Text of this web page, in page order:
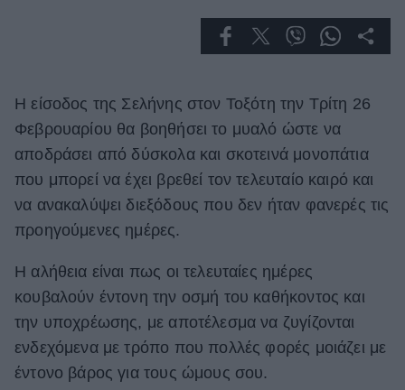
Living
Deco
Cooking
Green
Αφιερώματα
ΒΟΞ
Η είσοδος της Σελήνης στον Τοξότη την Τρίτη 26
Φεβρουαρίου θα βοηθήσει το μυαλό ώστε να
αποδράσει από δύσκολα και σκοτεινά μονοπάτια
που μπορεί να έχει βρεθεί τον τελευταίο καιρό και
να ανακαλύψει διεξόδους που δεν ήταν φανερές τις
προηγούμενες ημέρες.
Η αλήθεια είναι πως οι τελευταίες ημέρες
κουβαλούν έντονη την οσμή του καθήκοντος και
την υποχρέωσης, με αποτέλεσμα να ζυγίζονται
ενδεχόμενα με τρόπο που πολλές φορές μοιάζει με
έντονο βάρος για τους ώμους σου.